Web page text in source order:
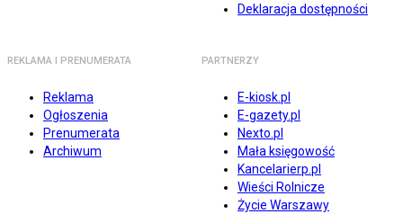
Deklaracja dostępności
REKLAMA I PRENUMERATA
Reklama
Ogłoszenia
Prenumerata
Archiwum
PARTNERZY
E-kiosk.pl
E-gazety.pl
Nexto.pl
Mała księgowość
Kancelarierp.pl
Wieści Rolnicze
Życie Warszawy